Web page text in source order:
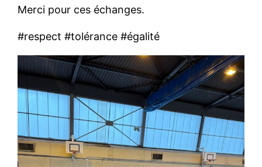
Merci pour ces échanges.
#respect #tolérance #égalité